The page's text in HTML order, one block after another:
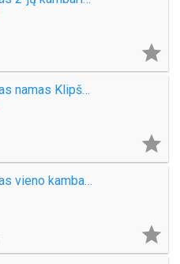

Parduodamas namas Klipščių k.

Parduodamas vieno kambario butas Sulupės g.
